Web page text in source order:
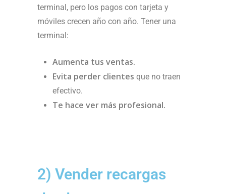
terminal, pero los pagos con tarjeta y
móviles crecen año con año. Tener una
terminal:
Aumenta tus ventas.
Evita perder clientes que no traen
efectivo.
Te hace ver más profesional.
2) Vender recargas